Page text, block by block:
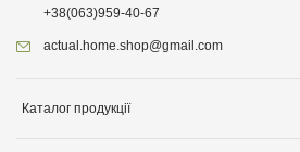
+38(063)959-40-67
actual.home.shop@gmail.com
Каталог продукції